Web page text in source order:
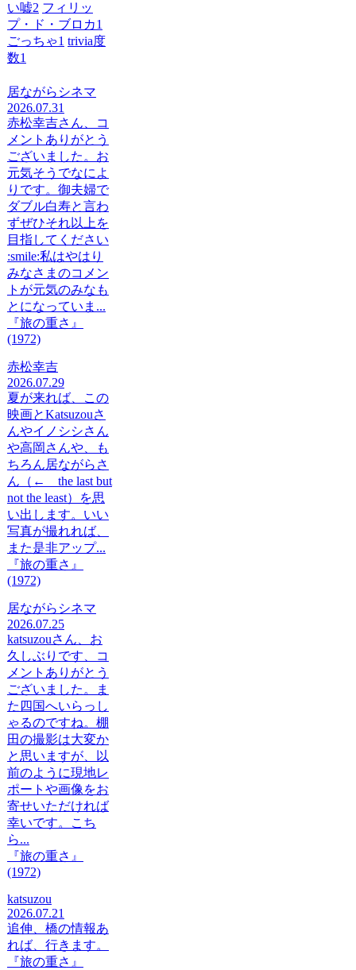
い嘘2 フィリッ
プ・ド・ブロカ1
ごっちゃ1 trivia度
数1
居ながらシネマ
2026.07.31
赤松幸吉さん、コ
メントありがとう
ございました。お
元気そうでなによ
りです。御夫婦で
ダブル白寿と言わ
ずぜひそれ以上を
目指してください
:smile:私はやはり
みなさまのコメン
トが元気のみなも
とになっていま...
『旅の重さ』
(1972)
赤松幸吉
2026.07.29
夏が来れば、この
映画とKatsuzouさ
んやイノシシさん
や高岡さんや、も
ちろん居ながらさ
ん（← the last but
not the least）を思
い出します。いい
写真が撮れれば、
また是非アップ...
『旅の重さ』
(1972)
居ながらシネマ
2026.07.25
katsuzouさん、お
久しぶりです、コ
メントありがとう
ございました。ま
た四国へいらっし
ゃるのですね。棚
田の撮影は大変か
と思いますが、以
前のように現地レ
ポートや画像をお
寄せいただければ
幸いです。こち
ら...
『旅の重さ』
(1972)
katsuzou
2026.07.21
追伸、橋の情報あ
れば、行きます。
『旅の重さ』